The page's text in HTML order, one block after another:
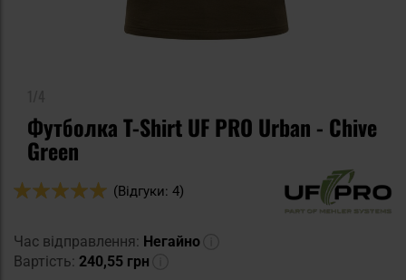
Футболка T-Shirt UF PRO Urban - Chive
Green
Оцінка:
(Відгуки: 4)
Час відправлення: Негайно
Вартість: 240,55 грн